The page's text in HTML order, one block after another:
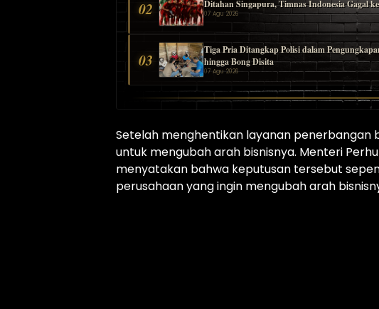
02 Ditahan Singapura, Timnas Indonesia Gagal
07 Agu 2026
03
Tiga Pria Ditangkap Polisi dalam
hingga Bong Disita
07 Agu 2026
Setelah menghentikan layanan penerbangan
untuk mengubah arah bisnisnya. Menteri
menyatakan bahwa keputusan tersebut
perusahaan yang ingin mengubah arah